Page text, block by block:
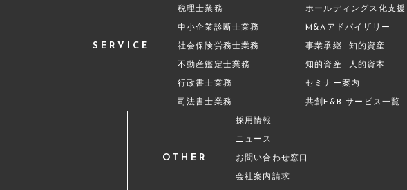
SERVICE
税理士業務
中小企業診断士業務
社会保険労務士業務
不動産鑑定士業務
行政書士業務
司法書士業務
ホールディングス化支援
M&Aアドバイザリー
事業承継 知的資産
知的資産 人的資本
セミナー案内
共創F&B サービス一覧
OTHER
採用情報
ニュース
お問い合わせ窓口
会社案内請求